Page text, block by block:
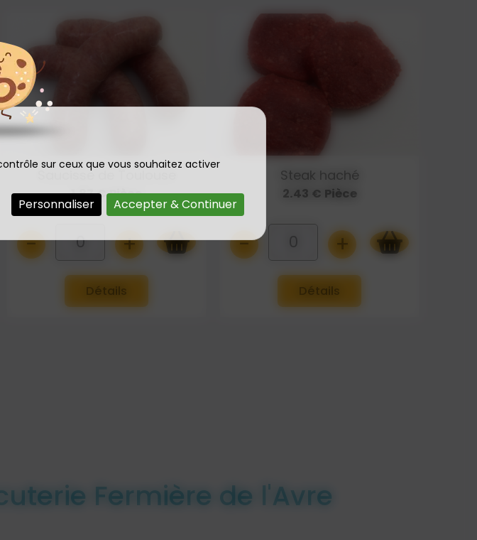
sur ceux que vous souhaitez activer
Accepter & Continuer
Personnaliser
Saucisse de Toulouse
1.87 € Pièce
- 0 +
Détails
Steak haché
2.43 € Pièce
- 0 +
Détails
Fermière de l'Avre